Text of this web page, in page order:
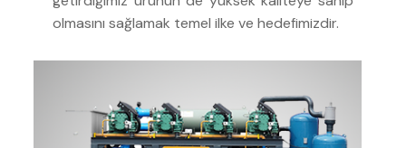
olmasını sağlamak temel ilke ve hedefimizdir.